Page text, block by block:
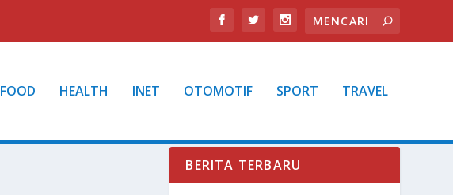
FOOD HEALTH INET OTOMOTIF SPORT TRAVEL
BERITA TERBARU